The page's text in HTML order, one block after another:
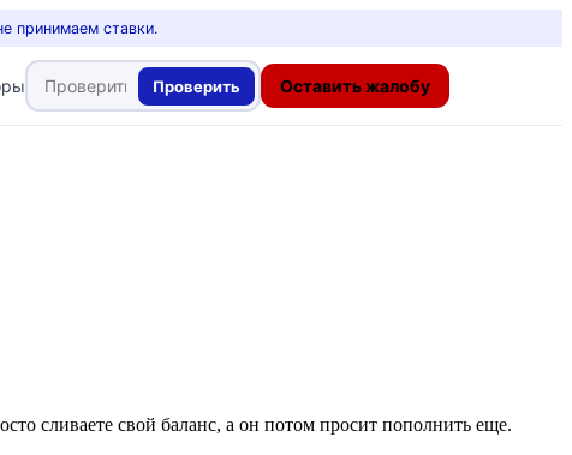
принимаем ставки.
Проверить Оставить жалобу
сливаете свой баланс, а он потом просит пополнить еще.